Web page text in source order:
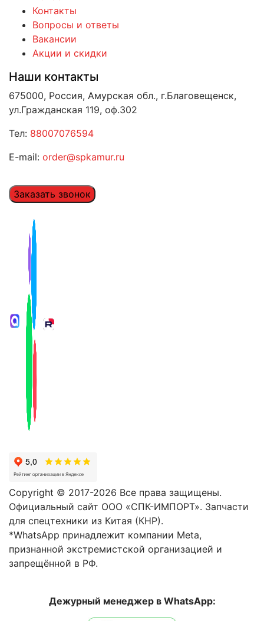
Контакты
Вопросы и ответы
Вакансии
Акции и скидки
Наши контакты
675000, Россия, Амурская обл., г.Благовещенск,
ул.Гражданская 119, оф.302
Тел: 88007076594
E-mail: order@spkamur.ru
Заказать звонок
Copyright © 2017-2026 Все права защищены.
Официальный сайт ООО «СПК-ИМПОРТ». Запчасти
для спецтехники из Китая (КНР).
*WhatsApp принадлежит компании Meta,
признанной экстремистской организацией и
запрещённой в РФ.
Дежурный менеджер в WhatsApp: